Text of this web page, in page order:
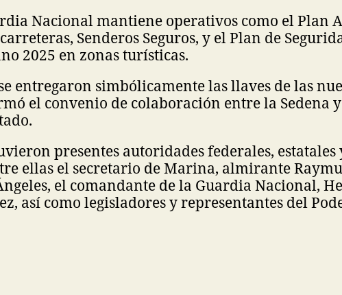
Nacional mantiene operativos como el Plan
Senderos Seguros, y el Plan de
2025 en zonas turísticas.
entregaron simbólicamente las llaves de las
el convenio de colaboración entre la Sedena
presentes autoridades federales, estatales
ellas el secretario de Marina, almirante
el comandante de la Guardia Nacional,
así como legisladores y representantes del